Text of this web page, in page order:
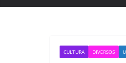
CULTURA DIVERSOS